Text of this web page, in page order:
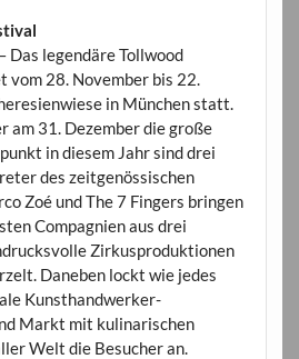
– Das legendäre Tollwood
28. November bis 22.
in München statt.
am 31. Dezember die große
in diesem Jahr sind drei
des zeitgenössischen
Zoé und The 7 Fingers bringen
Compagnien aus drei
Zirkusproduktionen
Daneben lockt wie jedes
Kunsthandwerker-
Markt mit kulinarischen
Welt die Besucher an.